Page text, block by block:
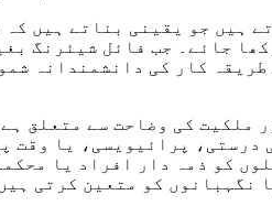
ہیں جو یقینی بناتے ہیں
جائے۔ جب فائل شیئرنگ
کار کی دانشمندانہ
ملکیت کی وضاحت سے متعلق
پرائیویسی، یا
کو ذمہ دار افراد یا
نگہبانوں کو متعین کرتی